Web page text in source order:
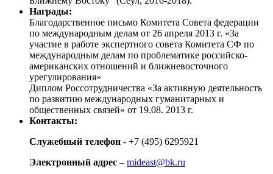
Награды:
Благодарственное письмо Комитета Совета федерации
по международным делам от 26 апреля 2013 г. «За
участие в работе экспертного совета Комитета СФ по
международным делам по проблематике российско-
американских отношений и ближневосточного
урегулирования»
Диплом Россотрудничества «За активную деятельность
по развитию международных гуманитарных и
общественных связей» от 19.08. 2013 г.
Контакты:
Служебный телефон - +7 (495) 6295921
Электронный адрес – mideast@bk.ru